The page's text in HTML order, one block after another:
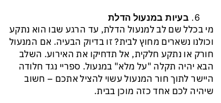
בעיות במנעול הדלת
מי בכלל שם לב למנעול הדלת, עד הרגע שבו הוא נתקע
וכולנו נשארים מחוץ לבית? זו בדיוק הבעיה. אם המנעול
חורק או נתקע חלקית, אל תדחיקו את האירוע. השלב
הבא יהיה תקלה "על מלא" במנעול. ספריי נגד חלודה
היישר לתוך חור המנעול עשוי להציל אתכם – חשוב
שיהיה לכם אחד כזה מוכן בבית.